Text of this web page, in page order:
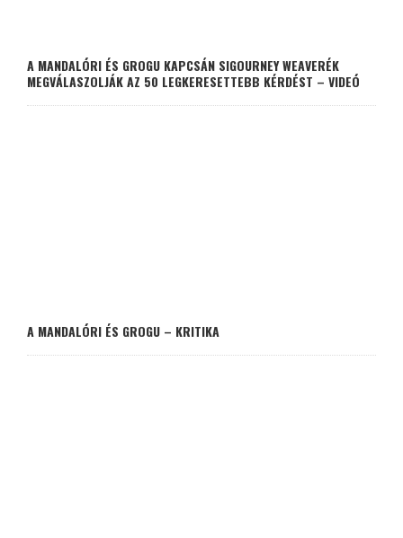
A MANDALÓRI ÉS GROGU KAPCSÁN SIGOURNEY WEAVERÉK
MEGVÁLASZOLJÁK AZ 50 LEGKERESETTEBB KÉRDÉST – VIDEÓ
A MANDALÓRI ÉS GROGU – KRITIKA